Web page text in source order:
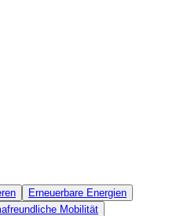
Erneuerbare Energien
Mobilität